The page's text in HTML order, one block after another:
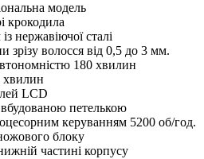
модель
крокодила
нержавіючої сталі
зрізу волосся від 0,5 до 3 мм.
180 хвилин
хвилин
LCD
петелькою
керуванням 5200 об/год.
блоку
частині корпусу